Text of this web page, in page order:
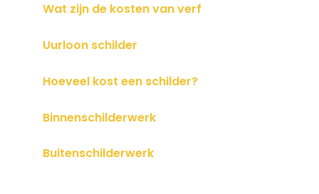
Wat zijn de kosten van verf
Uurloon schilder
Hoeveel kost een schilder?
Binnenschilderwerk
Buitenschilderwerk